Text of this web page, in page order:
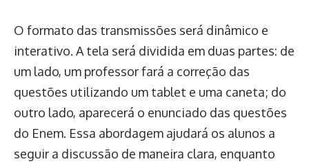
O formato das transmissões será dinâmico e
interativo. A tela será dividida em duas partes: de
um lado, um professor fará a correção das
questões utilizando um tablet e uma caneta; do
outro lado, aparecerá o enunciado das questões
do Enem. Essa abordagem ajudará os alunos a
seguir a discussão de maneira clara, enquanto